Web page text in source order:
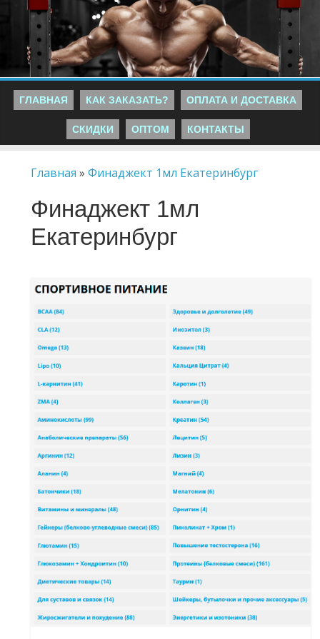
ГЛАВНАЯ КАК ЗАКАЗАТЬ? ОПЛАТА И ДОСТАВКА
СКИДКИ ОПТОМ КОНТАКТЫ
Главная »Финаджект 1мл Екатеринбург
Финаджект 1мл
Екатеринбург